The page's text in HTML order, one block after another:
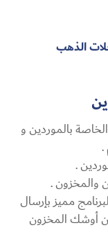
الذهب
بالموردين و
.
.
والمخزون .
مميز بإرسال
إن أوشك المخزون